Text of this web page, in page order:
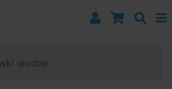
bocznego
wodne